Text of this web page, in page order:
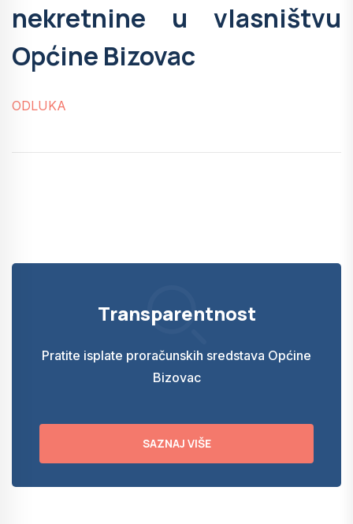
nekretnine u vlasništvu
Općine Bizovac
ODLUKA
Transparentnost
Pratite isplate proračunskih sredstava Općine
Bizovac
SAZNAJ VIŠE